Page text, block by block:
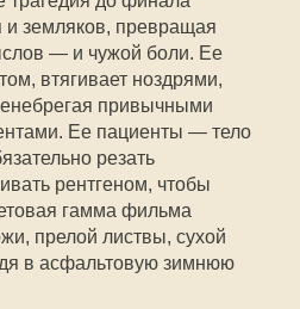
и земляков, превращая
— и чужой боли. Ее
втягивает ноздрями,
привычными
Ее пациенты — тело
резать
рентгеном, чтобы
гамма фильма
прелой листвы, сухой
в асфальтовую зимнюю